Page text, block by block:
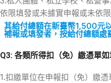
依限填發或未據實申報或未依
其給付總額在新臺幣1,500元
補報或填發者，按給付總額處
Q3: 各類所得扣（免）繳憑單
1.扣繳單位在申報扣（免）繳